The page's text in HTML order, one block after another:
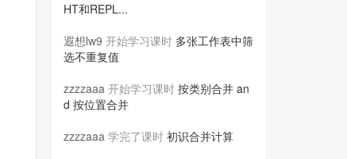
HT和REPL...
遐想lw9 开始学习课时 多张工作表中筛
选不重复值
zzzzaaa 开始学习课时 按类别合并 an
d 按位置合并
zzzzaaa 学完了课时 初识合并计算